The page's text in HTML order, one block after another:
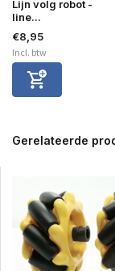
Lijn volg robot -
line...
€8,95
Incl. btw
Gerelateerde